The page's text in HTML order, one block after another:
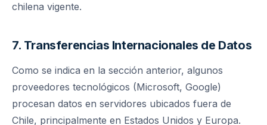
chilena vigente.
7. Transferencias Internacionales de Datos
Como se indica en la sección anterior, algunos
proveedores tecnológicos (Microsoft, Google)
procesan datos en servidores ubicados fuera de
Chile, principalmente en Estados Unidos y Europa.